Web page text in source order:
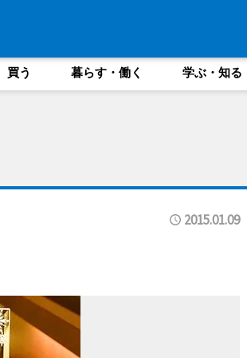
買う 暮らす・働く 学ぶ・知る
2015.01.09